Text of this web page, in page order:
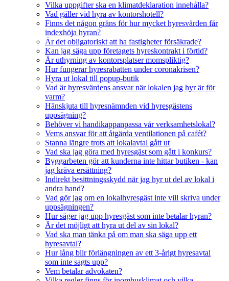
Vilka uppgifter ska en klimatdeklaration innehålla?
Vad gäller vid hyra av kontorshotell?
Finns det någon gräns för hur mycket hyresvärden får
indexhöja hyran?
Är det obligatoriskt att ha fastigheter försäkrade?
Kan jag säga upp företagets hyreskontrakt i förtid?
Är uthyrning av kontorsplatser momspliktig?
Hur fungerar hyresrabatten under coronakrisen?
Hyra ut lokal till popup-butik
Vad är hyresvärdens ansvar när lokalen jag hyr är för
varm?
Hänskjuta till hyresnämnden vid hyresgästens
uppsägning?
Behöver vi handikappanpassa vår verksamhetslokal?
Vems ansvar för att åtgärda ventilationen på cafét?
Stanna längre trots att lokalavtal gått ut
Vad ska jag göra med hyresgäst som gått i konkurs?
Byggarbeten gör att kunderna inte hittar butiken - kan
jag kräva ersättning?
Indirekt besittningsskydd när jag hyr ut del av lokal i
andra hand?
Vad gör jag om en lokalhyresgäst inte vill skriva under
uppsägningen?
Hur säger jag upp hyresgäst som inte betalar hyran?
Är det möjligt att hyra ut del av sin lokal?
Vad ska man tänka på om man ska säga upp ett
hyresavtal?
Hur lång blir förlängningen av ett 3-årigt hyresavtal
som inte sagts upp?
Vem betalar advokaten?